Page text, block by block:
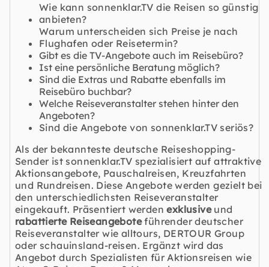
Wie kann sonnenklar.TV die Reisen so günstig
anbieten?
Warum unterscheiden sich Preise je nach
Flughafen oder Reisetermin?
Gibt es die TV-Angebote auch im Reisebüro?
Ist eine persönliche Beratung möglich?
Sind die Extras und Rabatte ebenfalls im
Reisebüro buchbar?
Welche Reiseveranstalter stehen hinter den
Angeboten?
Sind die Angebote von sonnenklar.TV seriös?
Als der bekannteste deutsche Reiseshopping-
Sender ist sonnenklar.TV spezialisiert auf attraktive
Aktionsangebote, Pauschalreisen, Kreuzfahrten
und Rundreisen. Diese Angebote werden gezielt bei
den unterschiedlichsten Reiseveranstalter
eingekauft. Präsentiert werdenexklusive und
rabattierte Reiseangeboteführender deutscher
Reiseveranstalter wie alltours, DERTOUR Group
oder schauinsland-reisen. Ergänzt wird das
Angebot durch Spezialisten für Aktionsreisen wie